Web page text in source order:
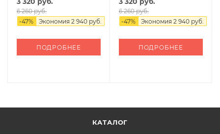
6 260 руб.
-47% Экономия 2 940 руб.
ПОДРОБНЕЕ
6 260 руб.
-47% Экономия 2 940 руб.
ПОДРОБНЕЕ
КАТАЛОГ